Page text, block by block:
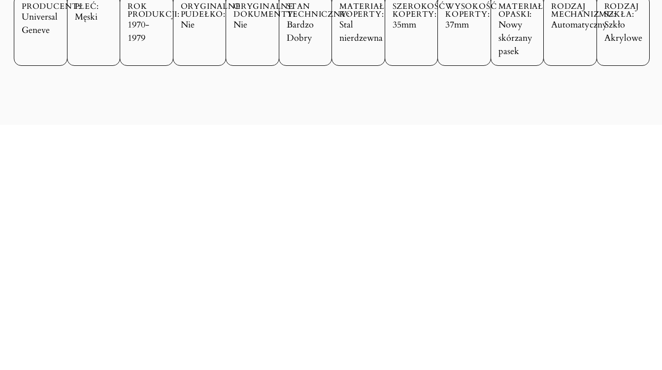
PRODUCENT:
Universal
Geneve
PŁEĆ:
Męski
ROK
PRODUKCJI:
1970-
1979
ORYGINALNE
PUDEŁKO:
Nie
ORYGINALNE
DOKUMENTY:
Nie
STAN
TECHNICZNY:
Bardzo
Dobry
MATERIAŁ
KOPERTY:
Stal
nierdzewna
SZEROKOŚĆ
KOPERTY:
35mm
WYSOKOŚĆ
KOPERTY:
37mm
MATERIAŁ
OPASKI:
Nowy
skórzany
pasek
RODZAJ
MECHANIZMU:
Automatyczny
RODZAJ
SZKŁA:
Szkło
Akrylowe